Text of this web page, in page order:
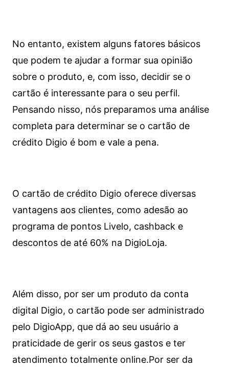
No entanto, existem alguns fatores básicos
que podem te ajudar a formar sua opinião
sobre o produto, e, com isso, decidir se o
cartão é interessante para o seu perfil.
Pensando nisso, nós preparamos uma análise
completa para determinar se o cartão de
crédito Digio é bom e vale a pena.
O cartão de crédito Digio oferece diversas
vantagens aos clientes, como adesão ao
programa de pontos Livelo, cashback e
descontos de até 60% na DigioLoja.
Além disso, por ser um produto da conta
digital Digio, o cartão pode ser administrado
pelo DigioApp, que dá ao seu usuário a
praticidade de gerir os seus gastos e ter
atendimento totalmente online.Por ser da